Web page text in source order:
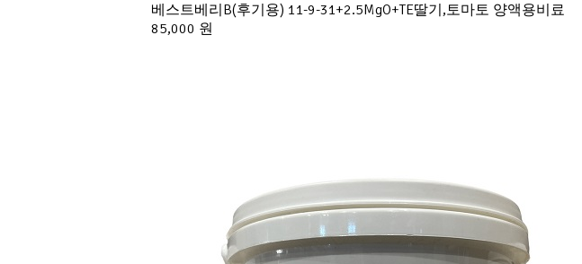
베스트베리B(후기용) 11-9-31+2.5MgO+TE딸기,토마토 양액용비료
85,000 원